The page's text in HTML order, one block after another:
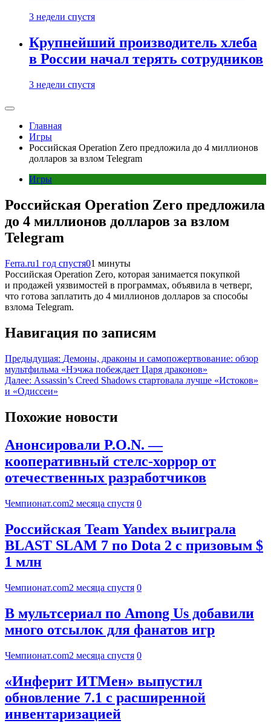
3 недели спустя
Крупнейший производитель хлеба
в России начал терять сотрудников
3 недели спустя
Главная
Игры
Российская Operation Zero предложила до 4 миллионов
долларов за взлом Telegram
Игры
Российская Operation Zero предложила
до 4 миллионов долларов за взлом
Telegram
Ferra.ru1 год спустя01 минуты
Российская Operation Zero, которая занимается покупкой
и продажей уязвимостей в программах, объявила в четверг,
что готова заплатить до 4 миллионов долларов за способы
взлома Telegram.
Навигация по записям
Предыдущая: Демоны, драконы и самопожертвование: обзор
мультфильма «Нэчжа побеждает Царя драконов»
Далее: Assassin’s Creed Shadows стартовала лучше «Истоков»
и «Одиссеи»
Похожие новости
Анонсировали P.O.N. —
кооперативный стелс-хоррор от
отечественных разработчиков
Чемпионат.com2 месяца спустя 0
Российская Team Yandex выиграла
BLAST SLAM 7 по Dota 2 с призовым $
1 млн
Чемпионат.com2 месяца спустя 0
В мультсериал по Among Us добавили
много отсылок для фанатов игр
Чемпионат.com2 месяца спустя 0
«Инферит ИТМен» выпустил
обновление 7.1 с расширенной
инвентаризацией